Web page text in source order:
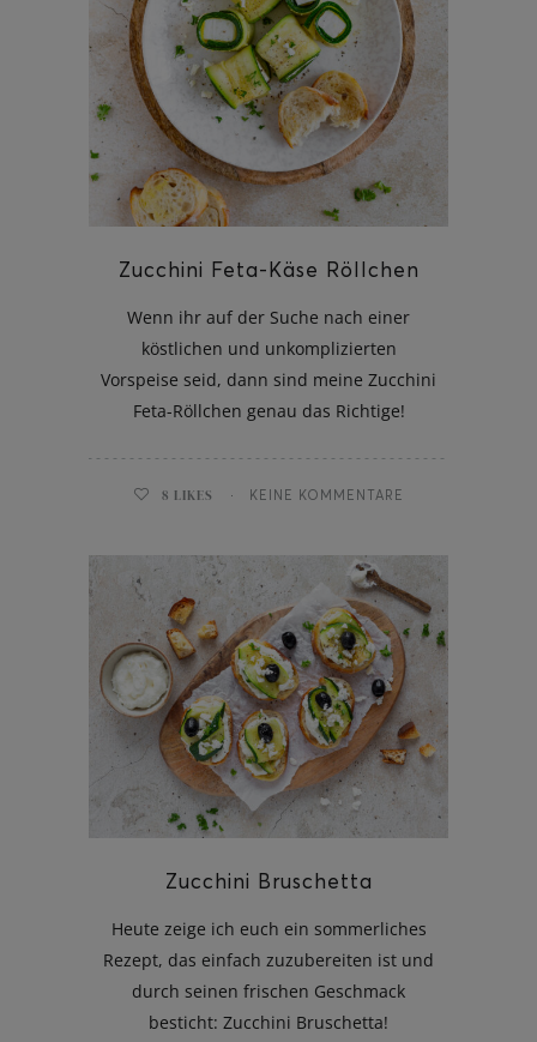
Zucchini Feta-Käse Röllchen
Wenn ihr auf der Suche nach einer
köstlichen und unkomplizierten
Vorspeise seid, dann sind meine Zucchini
Feta-Röllchen genau das Richtige!
8 LIKES KEINE KOMMENTARE
Zucchini Bruschetta
Heute zeige ich euch ein sommerliches
Rezept, das einfach zuzubereiten ist und
durch seinen frischen Geschmack
besticht: Zucchini Bruschetta!